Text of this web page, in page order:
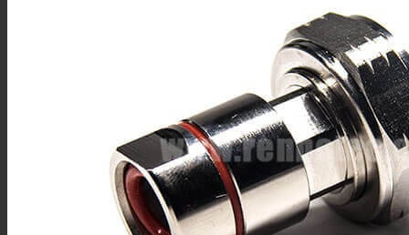
SMA连接器
SMB连接器